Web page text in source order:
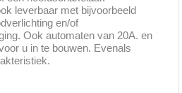
leverbaar met bijvoorbeeld
en/of
Ook automaten van 20A. en
u in te bouwen. Evenals